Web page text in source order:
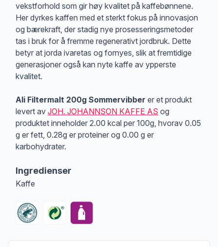
vekstforhold som gir høy kvalitet på kaffebønnene.
Her dyrkes kaffen med et sterkt fokus på innovasjon
og bærekraft, der stadig nye prosesseringsmetoder
tas i bruk for å fremme regenerativt jordbruk. Dette
betyr at jorda ivaretas og fornyes, slik at fremtidige
generasjoner også kan nyte kaffe av ypperste
kvalitet.
Ali Filtermalt 200g Sommervibber er et produkt
levert av JOH. JOHANNSON KAFFE AS og
produktet inneholder 2.00 kcal per 100g, hvorav 0.05
g er fett, 0.28g er proteiner og 0.00 g er
karbohydrater.
Ingredienser
Kaffe